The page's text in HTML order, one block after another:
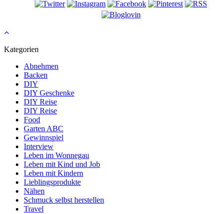
Kategorien
Abnehmen
Backen
DIY
DIY Geschenke
DIY Reise
DIY Reise
Food
Garten ABC
Gewinnspiel
Interview
Leben im Wonnegau
Leben mit Kind und Job
Leben mit Kindern
Lieblingsprodukte
Nähen
Schmuck selbst herstellen
Travel